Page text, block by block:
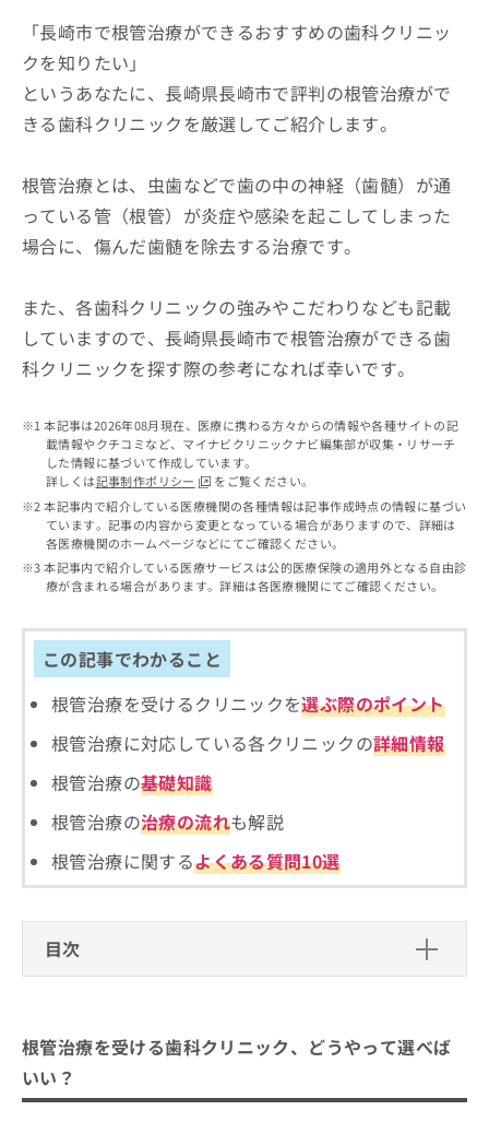
「長崎市で根管治療ができるおすすめの歯科クリニッ
クを知りたい」
というあなたに、長崎県長崎市で評判の根管治療がで
きる歯科クリニックを厳選してご紹介します。
根管治療とは、虫歯などで歯の中の神経（歯髄）が通
っている管（根管）が炎症や感染を起こしてしまった
場合に、傷んだ歯髄を除去する治療です。
また、各歯科クリニックの強みやこだわりなども記載
していますので、長崎県長崎市で根管治療ができる歯
科クリニックを探す際の参考になれば幸いです。
本記事は2026年08月現在、医療に携わる方々からの情報や各種サイトの記
載情報やクチコミなど、マイナビクリニックナビ編集部が収集・リサーチ
した情報に基づいて作成しています。
詳しくは記事制作ポリシー
をご覧ください。
本記事内で紹介している医療機関の各種情報は記事作成時点の情報に基づい
ています。記事の内容から変更となっている場合がありますので、詳細は
各医療機関のホームページなどにてご確認ください。
本記事内で紹介している医療サービスは公的医療保険の適用外となる自由診
療が含まれる場合があります。詳細は各医療機関にてご確認ください。
この記事でわかること
根管治療を受けるクリニックを選ぶ際のポイント
根管治療に対応している各クリニックの詳細情報
根管治療の基礎知識
根管治療の治療の流れも解説
根管治療に関するよくある質問10選
目次
根管治療を受ける歯科クリニックを選
根管治療を受ける歯科クリニック、どうやって選べば
いい？
ビ
関
す
る
お
い
合
わ
せ
ち
ら
こち
ナビ
クリ
ニッ
クナ
ビサ
イト
への
お問
合せ
フォ
とな
りま
す。
ニッ
予
症状
相談
など
はで
きま
せん
承く
ら
広
告
出
の
問
い
せ
は
こ
ち
ご
求
ち
無
情
拡
の
し
込
こ
掲
載
広
告
代
店
方
は
ち
広
出
問
合
わ
は
こ
資
の
請
は
こ
報
拡
充